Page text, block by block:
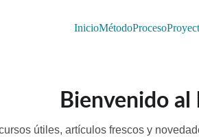
InicioMétodoProceso
Bienvenido
útiles, artículos frescos y